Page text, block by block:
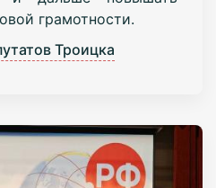
грамотности.
Троицка